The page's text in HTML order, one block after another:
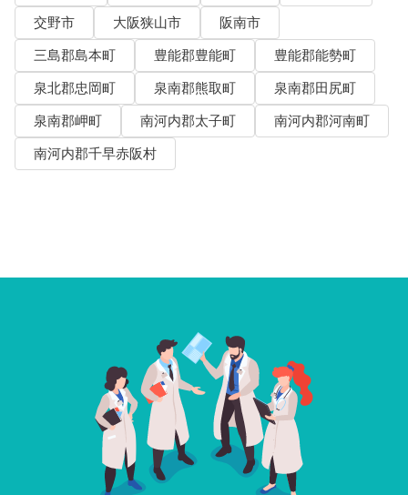
交野市
大阪狭山市
阪南市
三島郡島本町
豊能郡豊能町
豊能郡能勢町
泉北郡忠岡町
泉南郡熊取町
泉南郡田尻町
泉南郡岬町
南河内郡太子町
南河内郡河南町
南河内郡千早赤阪村